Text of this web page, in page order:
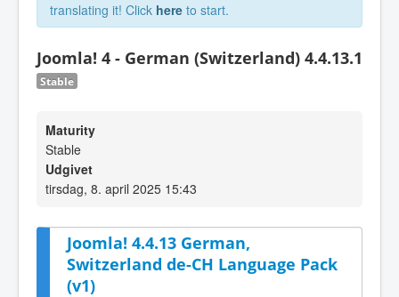
translating it! Click here to start.
Joomla! 4 - German (Switzerland) 4.4.13.1
Stable
Maturity
Stable
Udgivet
tirsdag, 8. april 2025 15:43
Joomla! 4.4.13 German,
Switzerland de-CH Language Pack
(v1)